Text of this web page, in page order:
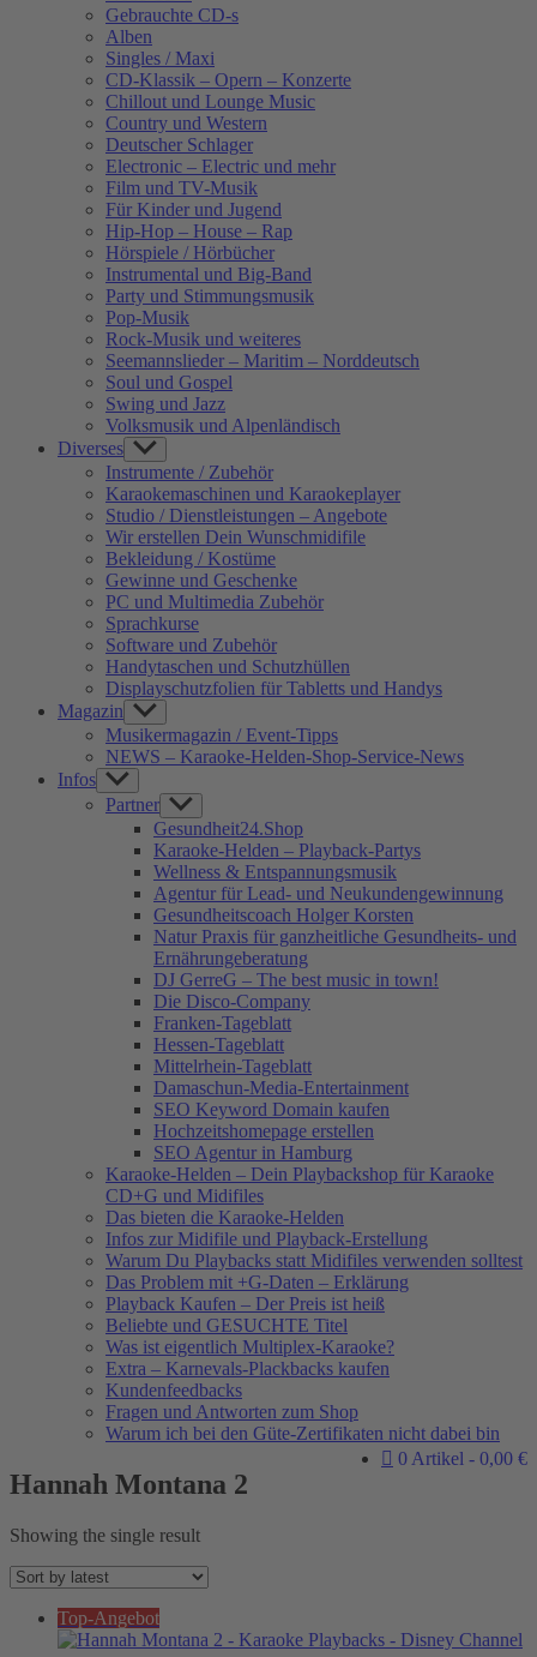
Gebrauchte CD-s
Alben
Singles / Maxi
CD-Klassik – Opern – Konzerte
Chillout und Lounge Music
Country und Western
Deutscher Schlager
Electronic – Electric und mehr
Film und TV-Musik
Für Kinder und Jugend
Hip-Hop – House – Rap
Hörspiele / Hörbücher
Instrumental und Big-Band
Party und Stimmungsmusik
Pop-Musik
Rock-Musik und weiteres
Seemannslieder – Maritim – Norddeutsch
Soul und Gospel
Swing und Jazz
Volksmusik und Alpenländisch
Diverses Show
sub
menu
Instrumente / Zubehör
Karaokemaschinen und Karaokeplayer
Studio / Dienstleistungen – Angebote
Wir erstellen Dein Wunschmidifile
Bekleidung / Kostüme
Gewinne und Geschenke
PC und Multimedia Zubehör
Sprachkurse
Software und Zubehör
Handytaschen und Schutzhüllen
Displayschutzfolien für Tabletts und Handys
Magazin Show
sub
menu
Musikermagazin / Event-Tipps
NEWS – Karaoke-Helden-Shop-Service-News
Infos Show
sub
menu
Partner Show
sub
menu
Gesundheit24.Shop
Karaoke-Helden – Playback-Partys
Wellness & Entspannungsmusik
Agentur für Lead- und Neukundengewinnung
Gesundheitscoach Holger Korsten
Natur Praxis für ganzheitliche Gesundheits- und
Ernährungeberatung
DJ GerreG – The best music in town!
Die Disco-Company
Franken-Tageblatt
Hessen-Tageblatt
Mittelrhein-Tageblatt
Damaschun-Media-Entertainment
SEO Keyword Domain kaufen
Hochzeitshomepage erstellen
SEO Agentur in Hamburg
Karaoke-Helden – Dein Playbackshop für Karaoke
CD+G und Midifiles
Das bieten die Karaoke-Helden
Infos zur Midifile und Playback-Erstellung
Warum Du Playbacks statt Midifiles verwenden solltest
Das Problem mit +G-Daten – Erklärung
Playback Kaufen – Der Preis ist heiß
Beliebte und GESUCHTE Titel
Was ist eigentlich Multiplex-Karaoke?
Extra – Karnevals-Plackbacks kaufen
Kundenfeedbacks
Fragen und Antworten zum Shop
Warum ich bei den Güte-Zertifikaten nicht dabei bin
0 Artikel
0,00 €
Hannah Montana 2
Showing the single result
Top-Angebot